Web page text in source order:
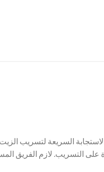
السريعة لتسريب
التسريب. لازم الفريق